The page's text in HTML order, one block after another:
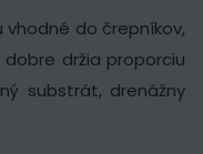
vhodné do črepníkov,
držia proporciu
substrát, drenážny